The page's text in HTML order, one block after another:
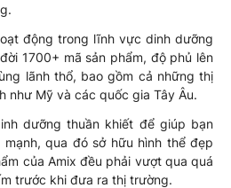
động trong lĩnh vực dinh dưỡng
1700+ mã sản phẩm, độ phủ lên
lãnh thổ, bao gồm cả những thị
như Mỹ và các quốc gia Tây Âu.
dưỡng thuần khiết để giúp bạn
qua đó sở hữu hình thể đẹp
của Amix đều phải vượt qua quá
trước khi đưa ra thị trường.